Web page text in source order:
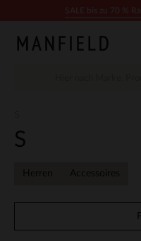
S
Herren Accessoires